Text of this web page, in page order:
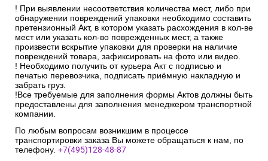
! При выявлении несоответствия количества мест, либо при
обнаружении повреждений упаковки необходимо составить
претензионный Акт, в котором указать расхождения в кол-ве
мест или указать кол-во поврежденных мест, а также
произвести вскрытие упаковки для проверки на наличие
повреждений товара, зафиксировать на фото или видео.
! Необходимо получить от курьера Акт с подписью и
печатью перевозчика, подписать приёмную накладную и
забрать груз.
!Все требуемые для заполнения формы Актов должны быть
предоставлены для заполнения менеджером транспортной
компании.
По любым вопросам возникшим в процессе
транспортировки заказа Вы можете обращаться к нам, по
телефону. +7(495)128-48-87